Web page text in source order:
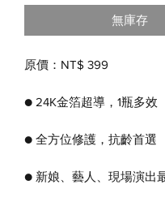
無庫存
原價：NT$ 399
● 24K金箔超導，1瓶多效
● 全方位修護，抗齡首選
● 新娘、藝人、現場演出